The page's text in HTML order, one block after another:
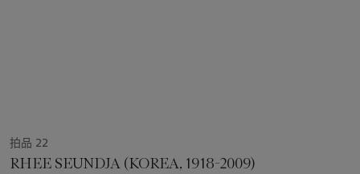
拍品 22
RHEE SEUNDJA (KOREA, 1918-2009)